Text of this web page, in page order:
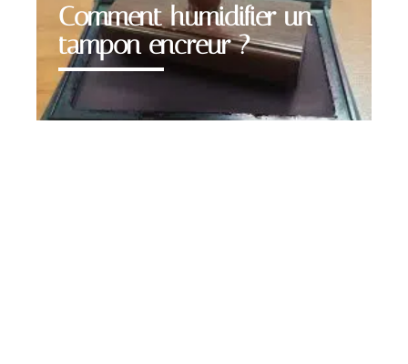
Comment humidifier un
tampon encreur ?